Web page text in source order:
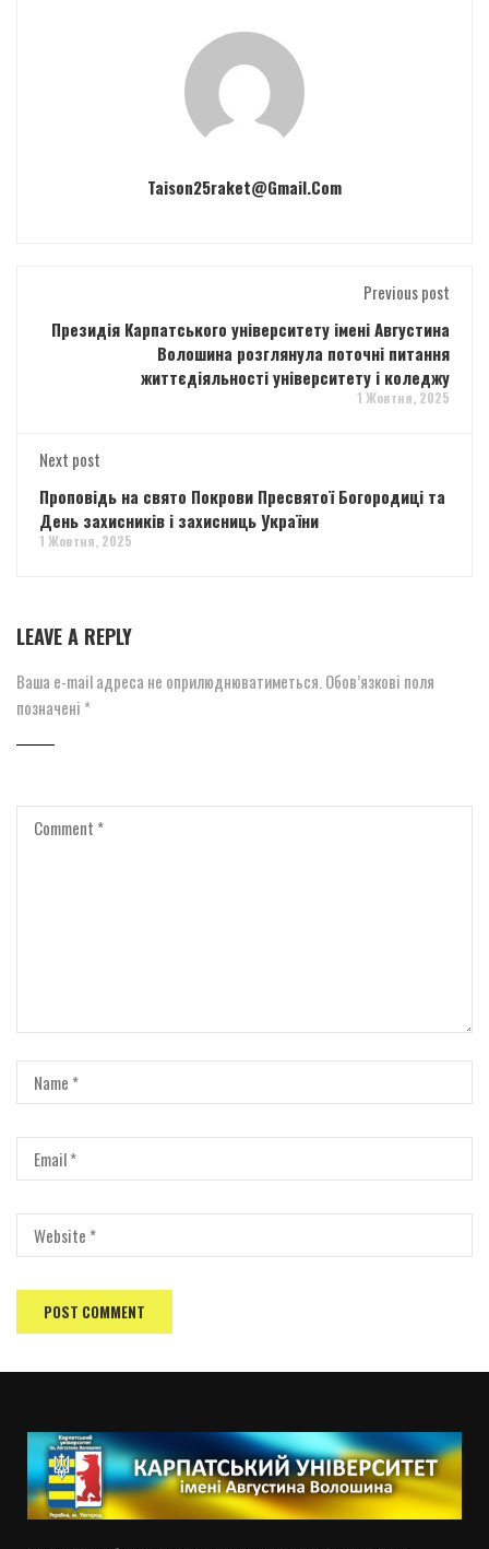
Taison25raket@gmail.com
Previous post
Президія Карпатського університету імені Августина
Волошина розглянула поточні питання
життєдіяльності університету і коледжу
1 Жовтня, 2025
Next post
Проповідь на свято Покрови Пресвятої Богородиці та
День захисників і захисниць України
1 Жовтня, 2025
LEAVE A REPLY
Ваша e-mail адреса не оприлюднюватиметься. Обов’язкові поля
позначені *